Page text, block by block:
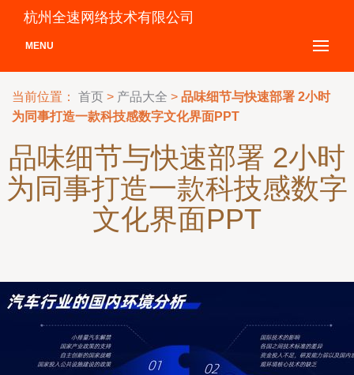
杭州全速网络技术有限公司
MENU
当前位置： 首页 > 产品大全 > 品味细节与快速部署 2小时
为同事打造一款科技感数字文化界面PPT
品味细节与快速部署 2小时
为同事打造一款科技感数字
文化界面PPT